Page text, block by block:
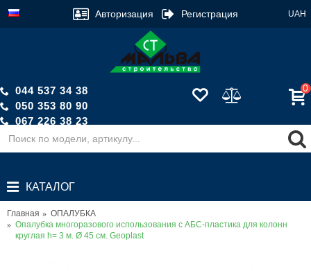
UAH
Авторизация Регистрация
044 537 34 38
050 353 80 90
067 226 38 23
Обратный звонок
0
КАТАЛОГ
Главная
ОПАЛУБКА
Опалубка многоразового использования с АБС-пластика для колонн
круглая h= 3 м. Ø 45 см. Geoplast